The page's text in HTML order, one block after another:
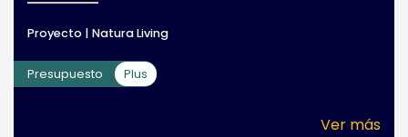
Proyecto | Natura Living
Presupuesto Plus
Ver más